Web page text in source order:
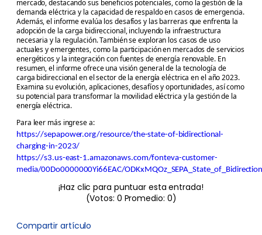
mercado, destacando sus beneficios potenciales, como la gestión de la
demanda eléctrica y la capacidad de respaldo en casos de emergencia.
Además, el informe evalúa los desafíos y las barreras que enfrenta la
adopción de la carga bidireccional, incluyendo la infraestructura
necesaria y la regulación. También se exploran los casos de uso
actuales y emergentes, como la participación en mercados de servicios
energéticos y la integración con fuentes de energía renovable. En
resumen, el informe ofrece una visión general de la tecnología de
carga bidireccional en el sector de la energía eléctrica en el año 2023.
Examina su evolución, aplicaciones, desafíos y oportunidades, así como
su potencial para transformar la movilidad eléctrica y la gestión de la
energía eléctrica.
Para leer más ingrese a:
https://sepapower.org/resource/the-state-of-bidirectional-
charging-in-2023/
https://s3.us-east-1.amazonaws.com/fonteva-customer-
media/00Do0000000Yi66EAC/
¡Haz clic para puntuar esta entrada!
(Votos: 0 Promedio: 0)
Compartir artículo